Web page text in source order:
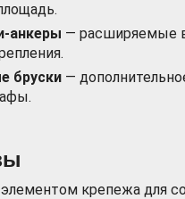
анкеры — расширяемые
бруски —
крепежа для